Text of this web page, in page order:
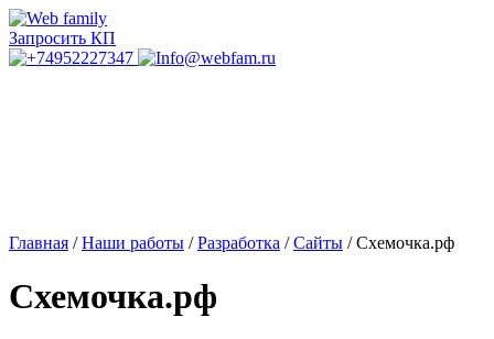
Запросить КП
Главная /Наши работы /Разработка /Сайты /Схемочка.рф
Схемочка.рф